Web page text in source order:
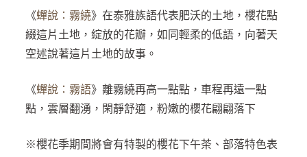
《蟬說：霧繞》在泰雅族語代表肥沃的土地，櫻花點
綴這片土地，綻放的花瓣，如同輕柔的低語，向著天
空述說著這片土地的故事。
《蟬說：霧語》離霧繞再高一點點，車程再遠一點
點，雲層翻湧，閑靜舒適，粉嫩的櫻花翩翩落下
※櫻花季期間將會有特製的櫻花下午茶、部落特色表